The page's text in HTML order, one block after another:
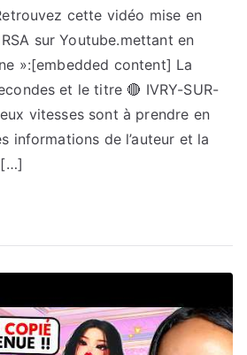
cette vidéo mise en
sur Youtube.mettant en
»:[embedded content] La
et le titre 🔴 IVRY-SUR-
vitesses sont à prendre en
informations de l’auteur et la
[…]